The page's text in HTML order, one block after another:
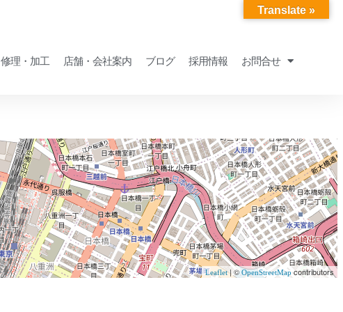
修理・加工 店舗・会社案内 ブログ 採用情報 お問合せ
Leaflet| © OpenStreetMapcontributors
Translate »